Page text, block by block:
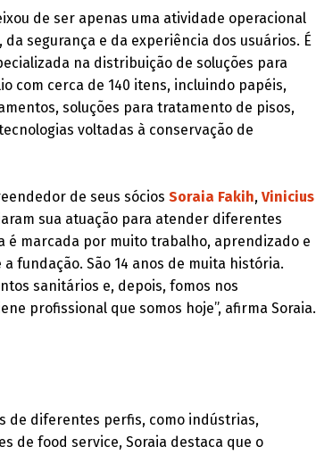
de ser apenas uma atividade operacional
segurança e da experiência dos usuários. É
na distribuição de soluções para
com cerca de 140 itens, incluindo papéis,
soluções para tratamento de pisos,
voltadas à conservação de
de seus sócios Soraia Fakih, Vinicius
sua atuação para atender diferentes
marcada por muito trabalho, aprendizado e
fundação. São 14 anos de muita história.
sanitários e, depois, fomos nos
profissional que somos hoje”, afirma Soraia.
de diferentes perfis, como indústrias,
de food service, Soraia destaca que o